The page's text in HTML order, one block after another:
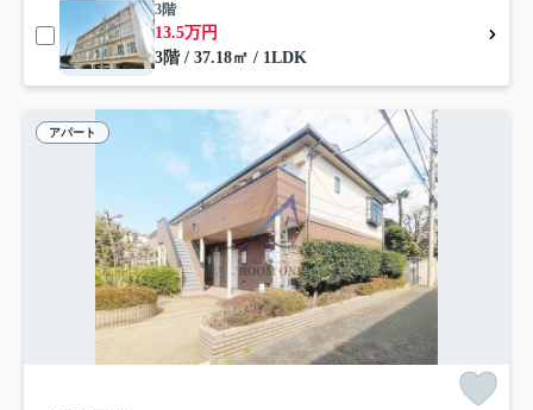
3階
13.5万円
3階 / 37.18㎡ / 1LDK
アパート